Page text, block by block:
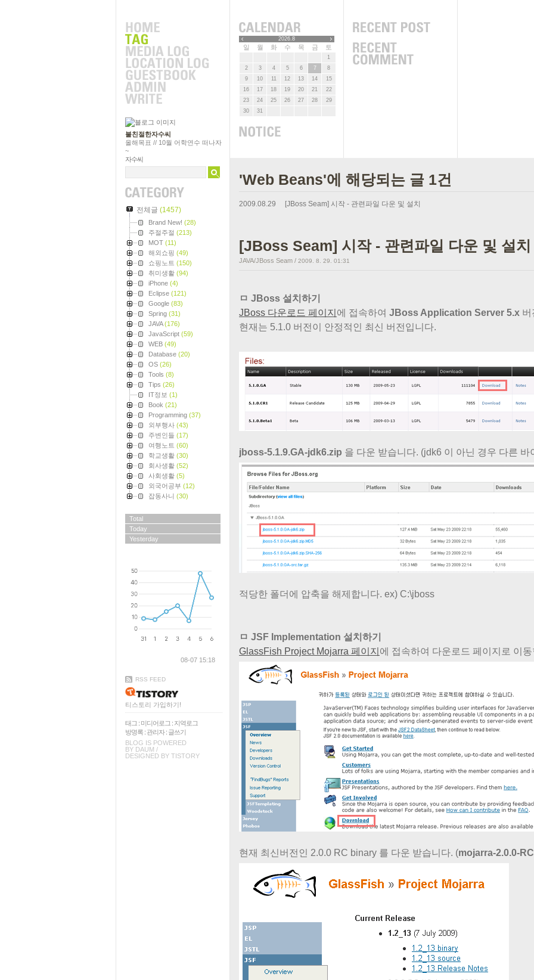
불친절한자수씨
올해목표 // 10월 어학연수 떠나자
~
자수씨
전체글 (1457)
Brand New! (28)
주절주절 (213)
MOT (11)
해외쇼핑 (49)
쇼핑노트 (150)
취미생활 (94)
iPhone (4)
Eclipse (121)
Google (83)
Spring (31)
JAVA(176)
JavaScript (59)
WEB (49)
Database (20)
OS (26)
Tools (8)
Tips (26)
IT정보 (1)
Book (21)
Programming (37)
외부행사 (43)
주변인들 (17)
여행노트 (60)
학교생활 (30)
회사생활 (52)
사회생활 (5)
외국어공부 (12)
잡동사니 (30)
Total
Today
Yesterday
08-07 15:18
RSS FEED
티스토리 가입하기!
태그 : 미디어로그 : 지역로그
방명록 : 관리자: 글쓰기
BLOG IS POWERED
BY DAUM /
DESIGNED BY TISTORY
2026.8
일 월 화 수 목 금 토
1
2
3 4 5 6 7
8
9
10 11 12 13 14
15
16
17 18 19 20 21
22
23
24 25 26 27 28
29
30
31
'Web Beans'에 해당되는 글 1건
2009.08.29 [JBoss Seam] 시작 - 관련파일 다운 및 설치
[JBoss Seam] 시작 - 관련파일 다운 및 설치
JAVA/JBoss Seam / 2009. 8. 29. 01:31
ㅁ JBoss 설치하기
JBoss 다운로드 페이지 에 접속하여 JBoss Application Server 5.x 버
현재는 5.1.0 버전이 안정적인 최신 버전입니다.
jboss-5.1.9.GA-jdk6.zip 을 다운 받습니다. (jdk6 이 아닌 경우 다른
적당한 폴더에 압축을 해제합니다. ex) C:\jboss
ㅁ JSF Implementation 설치하기
GlassFish Project Mojarra 페이지 에 접속하여 다운로드 페이지로 이
현재 최신버전인 2.0.0 RC binary 를 다운 받습니다. (mojarra-2.0.0-